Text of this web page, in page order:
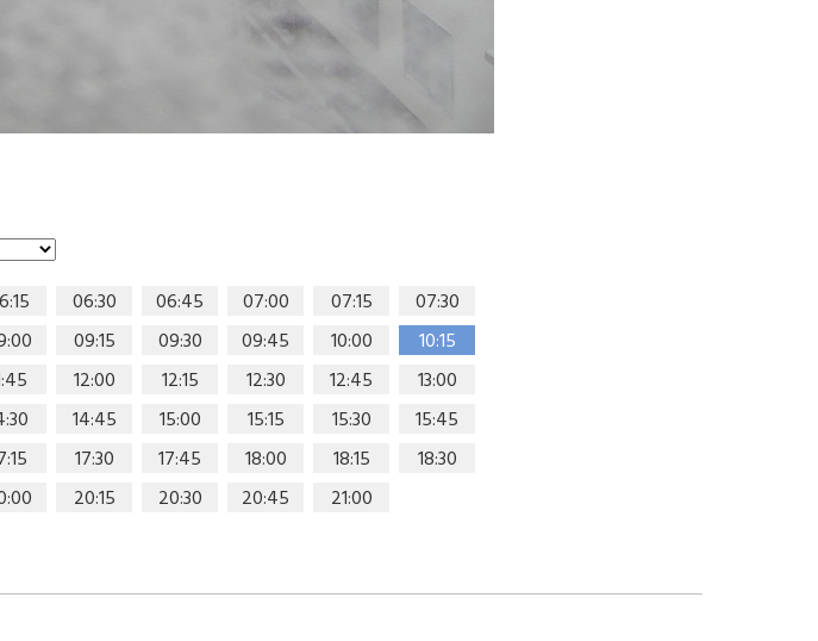
06:30 06:45 07:00 07:15
07:30
09:15 09:30 09:45 10:00
10:15
12:00 12:15 12:30 12:45
13:00
14:45 15:00 15:15 15:30
15:45
17:30 17:45 18:00 18:15
18:30
20:15 20:30 20:45 21:00